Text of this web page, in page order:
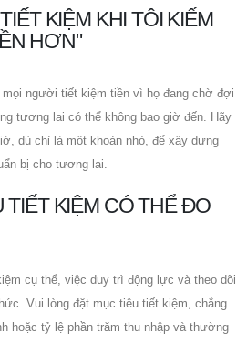
KIỆM KHI TÔI KIẾM
HƠN"
người tiết kiệm tiền vì họ đang chờ đợi
tương lai có thể không bao giờ đến. Hãy
dù chỉ là một khoản nhỏ, để xây dựng
bị cho tương lai.
TIẾT KIỆM CÓ THỂ ĐO
cụ thể, việc duy trì động lực và theo dõi
Vui lòng đặt mục tiêu tiết kiệm, chẳng
hoặc tỷ lệ phần trăm thu nhập và thường